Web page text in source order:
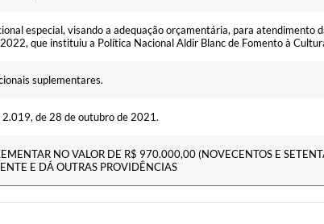
especial, visando a adequação orçamentária, para atendimento
que instituiu a Política Nacional Aldir Blanc de Fomento à
suplementares.
2.019, de 28 de outubro de 2021.
NO VALOR DE R$ 970.000,00 (NOVECENTOS E
E DÁ OUTRAS PROVIDÊNCIAS